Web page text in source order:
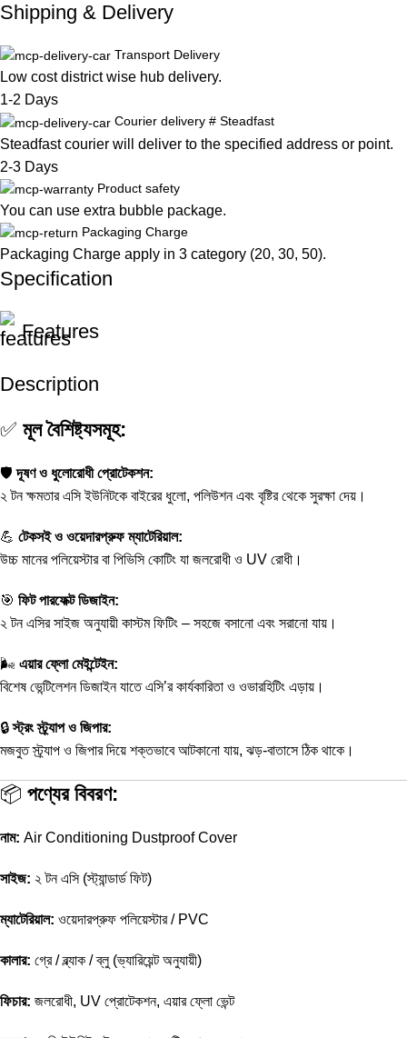
Shipping & Delivery
Transport Delivery
Low cost district wise hub delivery.
1-2 Days
Courier delivery # Steadfast
Steadfastcourier will deliver to the specified address or point.
2-3 Days
Product safety
You can use extra bubble package.
Packaging Charge
Packaging Charge apply in 3 category (20, 30, 50).
Specification
Features
Description
✅ মূল বৈশিষ্ট্যসমূহ:
🛡️দূষণ ও ধুলোরোধী প্রোটেকশন:
২ টন ক্ষমতার এসি ইউনিটকে বাইরের ধুলো, পলিউশন এবং বৃষ্টির থেকে সুরক্ষা দেয়।
💪 টেকসই ও ওয়েদারপ্রুফ ম্যাটেরিয়াল:
উচ্চ মানের পলিয়েস্টার বা পিভিসি কোটিং যা জলরোধী ও UV রোধী।
🎯 ফিট পারফেক্ট ডিজাইন:
২ টন এসির সাইজ অনুযায়ী কাস্টম ফিটিং – সহজে বসানো এবং সরানো যায়।
🌬️ এয়ার ফ্লো মেইন্টেইন:
বিশেষ ভেন্টিলেশন ডিজাইন যাতে এসি’র কার্যকারিতা ও ওভারহিটিং এড়ায়।
🔒স্ট্রং স্ট্র্যাপ ও জিপার:
মজবুত স্ট্র্যাপ ও জিপার দিয়ে শক্তভাবে আটকানো যায়, ঝড়-বাতাসে ঠিক থাকে।
📦 পণ্যের বিবরণ:
নাম: Air Conditioning Dustproof Cover
সাইজ: ২ টন এসি (স্ট্যান্ডার্ড ফিট)
ম্যাটেরিয়াল: ওয়েদারপ্রুফ পলিয়েস্টার / PVC
কালার: গ্রে / ব্ল্যাক / ব্লু (ভ্যারিয়েন্ট অনুযায়ী)
ফিচার: জলরোধী, UV প্রোটেকশন, এয়ার ফ্লো ভেন্ট